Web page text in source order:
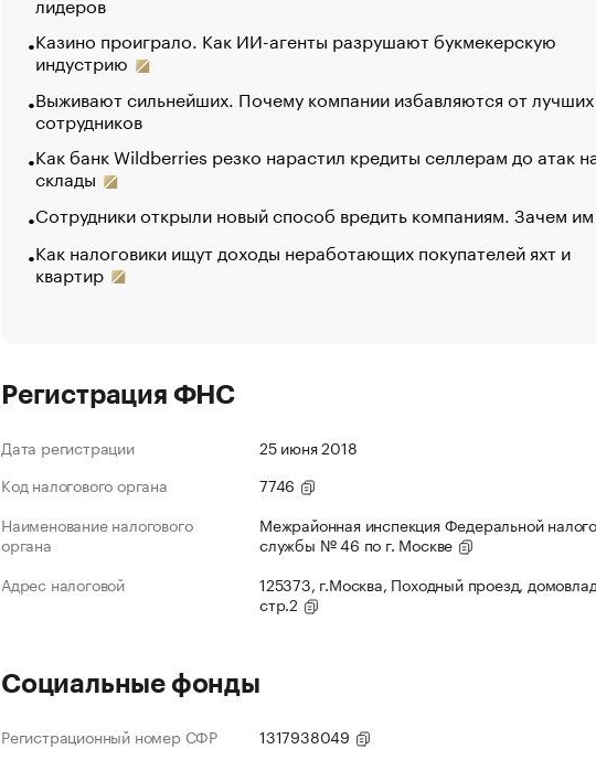
Казино проиграло. Как ИИ-агенты разрушают букмекерскую
индустрию
Выживают сильнейших. Почему компании избавляются от лучших
сотрудников
Как банк Wildberries резко нарастил кредиты селлерам до атак
склады
Сотрудники открыли новый способ вредить компаниям. Зачем
Как налоговики ищут доходы неработающих покупателей яхт и
квартир
Регистрация ФНС
Дата регистрации
25 июня 2018
Код налогового органа
7746
Наименование налогового
органа
Межрайонная инспекция Федеральной
службы № 46 по г. Москве
Адрес налоговой
125373, г.Москва, Походный проезд,
стр.2
Социальные фонды
Регистрационный номер СФР 1317938049